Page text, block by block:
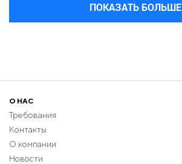
ПОКАЗАТЬ БОЛЬШЕ
О НАС
Требования
Контакты
О компании
Новости